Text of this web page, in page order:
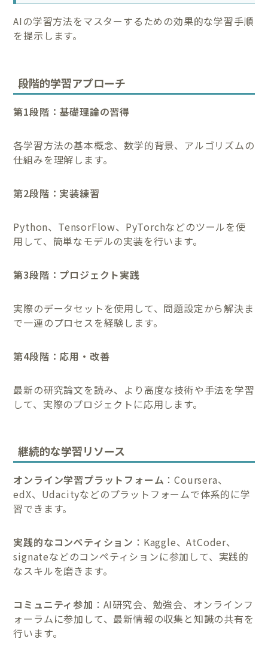
AIの学習方法をマスターするための効果的な学習手順
を提示します。
段階的学習アプローチ
第1段階：基礎理論の習得
各学習方法の基本概念、数学的背景、アルゴリズムの
仕組みを理解します。
第2段階：実装練習
Python、TensorFlow、PyTorchなどのツールを使
用して、簡単なモデルの実装を行います。
第3段階：プロジェクト実践
実際のデータセットを使用して、問題設定から解決ま
で一連のプロセスを経験します。
第4段階：応用・改善
最新の研究論文を読み、より高度な技術や手法を学習
して、実際のプロジェクトに応用します。
継続的な学習リソース
オンライン学習プラットフォーム ：Coursera、
edX、Udacityなどのプラットフォームで体系的に学
習できます。
実践的なコンペティション ：Kaggle、AtCoder、
signateなどのコンペティションに参加して、実践的
なスキルを磨きます。
コミュニティ参加 ：AI研究会、勉強会、オンラインフ
ォーラムに参加して、最新情報の収集と知識の共有を
行います。